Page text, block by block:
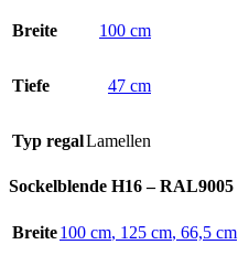
Breite 100 cm
Tiefe 47 cm
Typ regalLamellen
Sockelblende H16 – RAL9005
Breite100 cm, 125 cm, 66,5 cm